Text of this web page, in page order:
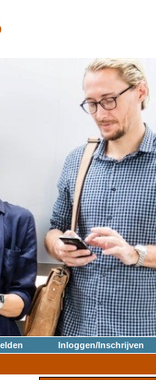
Inloggen/Inschrijven